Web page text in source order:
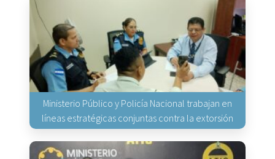
Ministerio Público y Policía Nacional trabajan en
líneas estratégicas conjuntas contra la extorsión